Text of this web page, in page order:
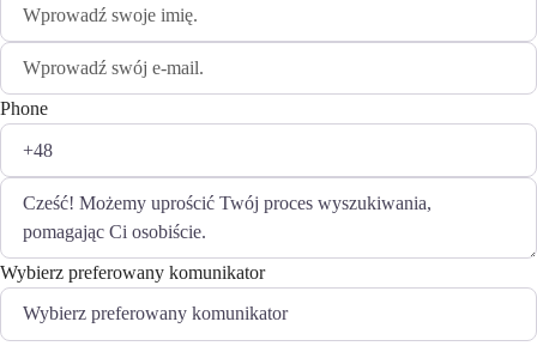
Phone
Wybierz preferowany komunikator